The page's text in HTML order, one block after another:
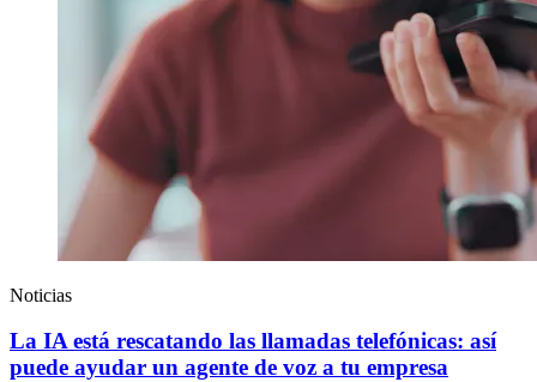
Noticias
La IA está rescatando las llamadas telefónicas: así
puede ayudar un agente de voz a tu empresa